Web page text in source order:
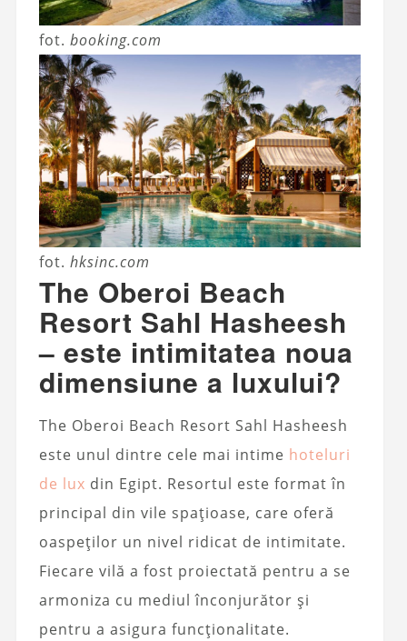
fot. booking.com
fot. hksinc.com
The Oberoi Beach
Resort Sahl Hasheesh
– este intimitatea noua
dimensiune a luxului?
The Oberoi Beach Resort Sahl Hasheesh
este unul dintre cele mai intime hoteluri
de lux din Egipt. Resortul este format în
principal din vile spațioase, care oferă
oaspeților un nivel ridicat de intimitate.
Fiecare vilă a fost proiectată pentru a se
armoniza cu mediul înconjurător și
pentru a asigura funcționalitate.